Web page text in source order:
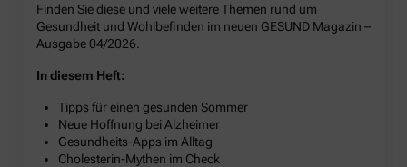
Finden Sie diese und viele weitere Themen rund um
Gesundheit und Wohlbefinden im neuen GESUND Magazin –
Ausgabe 04/2026.
In diesem Heft:
Tipps für einen gesunden Sommer
Neue Hoffnung bei Alzheimer
Gesundheits-Apps im Alltag
Cholesterin-Mythen im Check